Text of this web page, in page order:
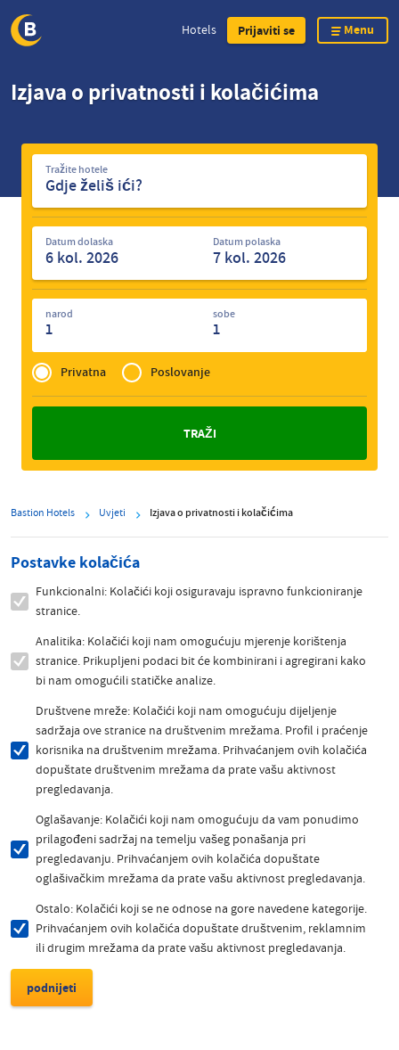
Hotels Prijaviti se Menu
Izjava o privatnosti i kolačićima
Tražite
hotele
Tražite hotele
Datum dolaska Datum polaska
narod
1
sobe
1
Privé
of
Zakelijk
Privatna Poslovanje
Bastion Hotels Uvjeti Izjava o privatnosti i kolačićima
Postavke kolačića
Funkcionalni: Kolačići koji osiguravaju ispravno funkcioniranje
stranice.
Analitika: Kolačići koji nam omogućuju mjerenje korištenja
stranice. Prikupljeni podaci bit će kombinirani i agregirani kako
bi nam omogućili statičke analize.
Društvene mreže: Kolačići koji nam omogućuju dijeljenje
sadržaja ove stranice na društvenim mrežama. Profil i praćenje
korisnika na društvenim mrežama. Prihvaćanjem ovih kolačića
dopuštate društvenim mrežama da prate vašu aktivnost
pregledavanja.
Oglašavanje: Kolačići koji nam omogućuju da vam ponudimo
prilagođeni sadržaj na temelju vašeg ponašanja pri
pregledavanju. Prihvaćanjem ovih kolačića dopuštate
oglašivačkim mrežama da prate vašu aktivnost pregledavanja.
Ostalo: Kolačići koji se ne odnose na gore navedene kategorije.
Prihvaćanjem ovih kolačića dopuštate društvenim, reklamnim
ili drugim mrežama da prate vašu aktivnost pregledavanja.